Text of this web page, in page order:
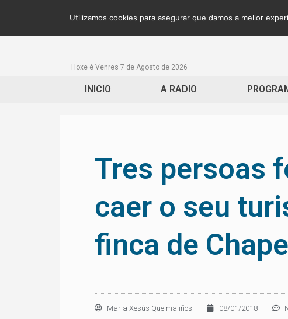
Hoxe é Venres 7 de Agosto de 2026
INICIO A RADIO
Tres persoas
caer o seu
finca de
Maria Xesús Queimaliños 08/01/2018
Utilizamos cookies para asegurar que damos a mellor